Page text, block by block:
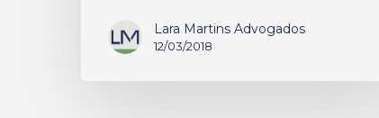
Lara Martins Advogados
12/03/2018